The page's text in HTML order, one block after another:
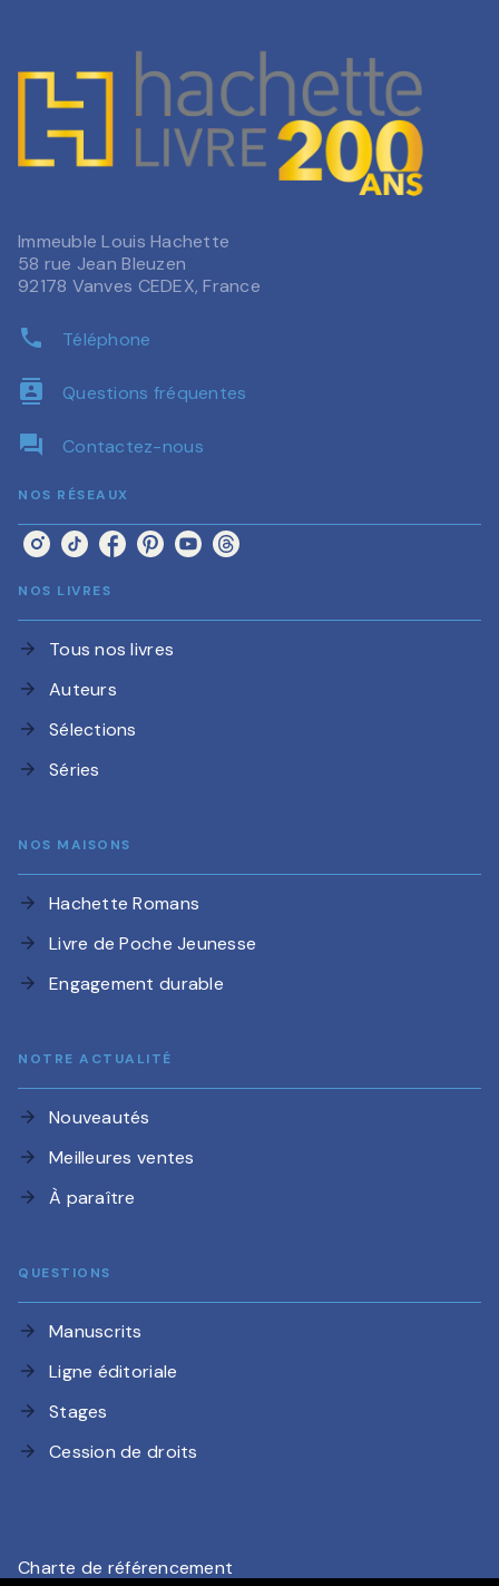
Immeuble Louis Hachette
58 rue Jean Bleuzen
92178 Vanves CEDEX, France
phone Téléphone
contacts Questions fréquentes
question_answer Contactez-nous
NOS RÉSEAUX
NOS LIVRES
arrow_forward Tous nos livres
arrow_forward Auteurs
arrow_forward Sélections
arrow_forward Séries
NOS MAISONS
arrow_forward Hachette Romans
arrow_forward Livre de Poche Jeunesse
arrow_forward Engagement durable
NOTRE ACTUALITÉ
arrow_forward Nouveautés
arrow_forward Meilleures ventes
arrow_forward À paraître
QUESTIONS
arrow_forward Manuscrits
arrow_forward Ligne éditoriale
arrow_forward Stages
arrow_forward Cession de droits
Charte de référencement